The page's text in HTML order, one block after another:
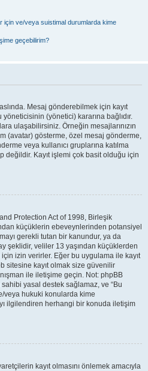
için ve/veya suistimal durumlarda kime
geçebilirim?
Mesaj gönderebilmek için kayıt
(yönetici) kararına bağlıdır.
ulaşabilirsiniz. Örneğin mesajlarınızın
(avatar) gösterme, özel mesaj gönderme,
veya kullanıcı gruplarına katılma
değildir. Kayıt işlemi çok basit olduğu için
Protection Act of 1998, Birleşik
küçüklerin ebeveynlerinden potansiyel
gerekli tutan bir kanundur, ya da
şeklidir, veliler 13 yaşından küçüklerden
izin verirler. Eğer bu uygulama ile kayıt
sitesine kayıt olmak size güvenilir
ile iletişime geçin. Not: phpBB
yasal destek sağlamaz, ve “Bu
veya hukuki konularda kime
ilgilendiren herhangi bir konuda iletişim
kayıt olmasını önlemek amacıyla